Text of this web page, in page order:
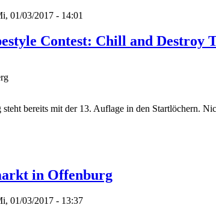
01/03/2017 - 14:01
Contest: Chill and Destroy
bereits mit der 13. Auflage in den Startlöchern.
in Offenburg
01/03/2017 - 13:37